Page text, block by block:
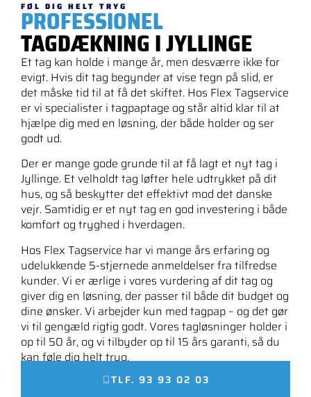
FØL DIG HELT TRYG
PROFESSIONEL
TAGDÆKNING I JYLLINGE
Et tag kan holde i mange år, men desværre ikke for
evigt. Hvis dit tag begynder at vise tegn på slid, er
det måske tid til at få det skiftet. Hos Flex Tagservice
er vi specialister i tagpaptage og står altid klar til at
hjælpe dig med en løsning, der både holder og ser
godt ud.
Der er mange gode grunde til at få lagt et nyt tag i
Jyllinge. Et velholdt tag løfter hele udtrykket på dit
hus, og så beskytter det effektivt mod det danske
vejr. Samtidig er et nyt tag en god investering i både
komfort og tryghed i hverdagen.
Hos Flex Tagservice har vi mange års erfaring og
udelukkende 5-stjernede anmeldelser fra tilfredse
kunder. Vi er ærlige i vores vurdering af dit tag og
giver dig en løsning, der passer til både dit budget og
dine ønsker. Vi arbejder kun med tagpap – og det gør
vi til gengæld rigtig godt. Vores tagløsninger holder i
op til 50 år, og vi tilbyder op til 15 års garanti, så du
kan føle dig helt tryg.
TLF. 93 93 02 03